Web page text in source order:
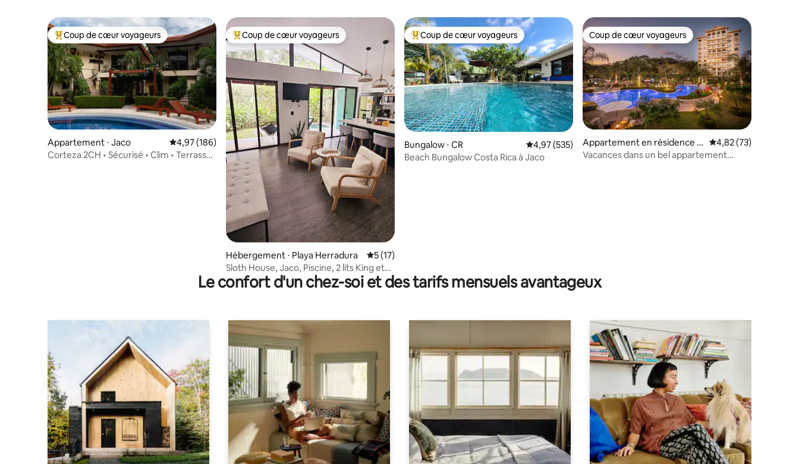
Coups de cœur voyageurs les plus appréciés
Coup de cœur voyageurs
Appartement ⋅ Jaco Évaluation moyenne sur la base de 186 commentaires : 4,97 sur 5
4,97 (186)
Corteza 2CH • Sécurisé • Clim • Terrasse
Coups de cœur voyageurs les plus appréciés
Coup de cœur voyageurs
Hébergement ⋅ Playa Herradura Évaluation moyenne sur la base de 17 commentaires : 5 sur 5
5 (17)
Sloth House, Jaco, Piscine, 2 lits King et
Queen
Coups de cœur voyageurs les plus appréciés
Coup de cœur voyageurs
Bungalow ⋅ CR Évaluation moyenne sur la base de 535 commentaires : 4,97 sur 5
4,97 (535)
Beach Bungalow Costa Rica à Jaco
Coup de cœur voyageurs
Coup de cœur voyageurs
Appartement en résidence ⋅
Jaco
Évaluation moyenne
4,82 (73)
Vacances dans un bel appartement
Le confort d'un chez-soi et des tarifs mensuels avantageux